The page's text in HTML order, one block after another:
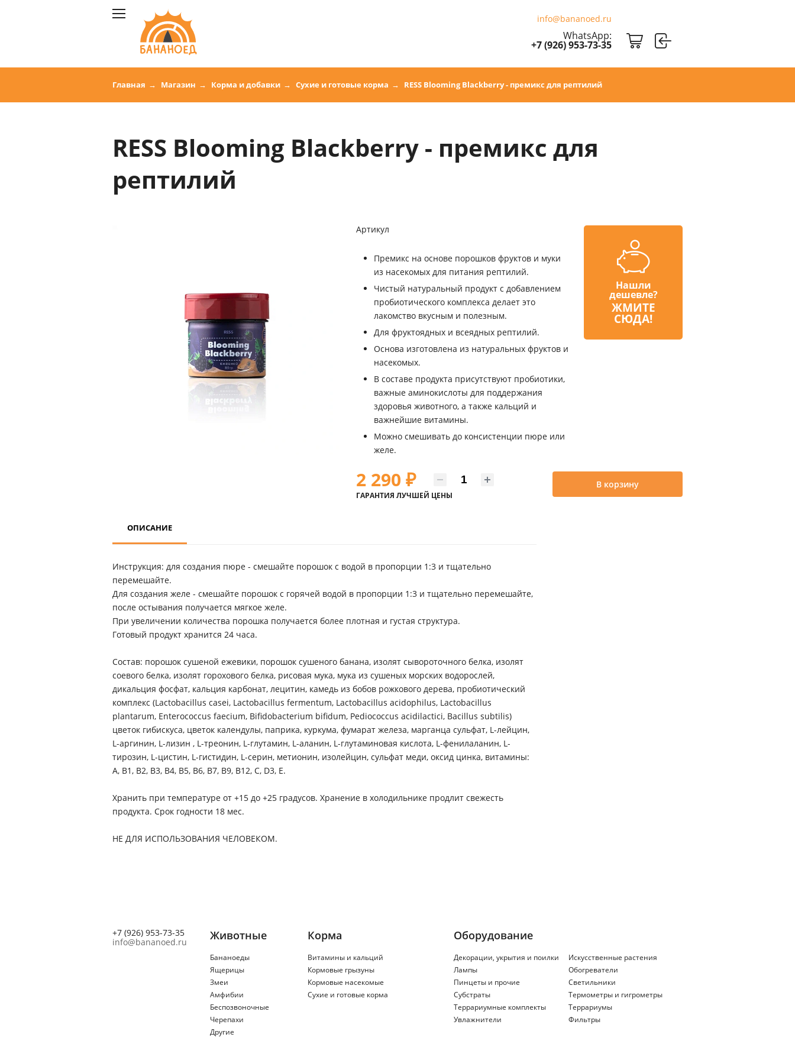
info@bananoed.ru
WhatsApp:
+7 (926) 953-73-35
Главная Магазин Корма и добавки Сухие и готовые корма RESS Blooming Blackberry - премикс для рептилий
RESS Blooming Blackberry - премикс для
рептилий
Артикул
Премикс на основе порошков фруктов и муки
из насекомых для питания рептилий.
Чистый натуральный продукт с добавлением
пробиотического комплекса делает это
лакомство вкусным и полезным.
Для фруктоядных и всеядных рептилий.
Основа изготовлена из натуральных фруктов и
насекомых.
В составе продукта присутствуют пробиотики,
важные аминокислоты для поддержания
здоровья животного, а также кальций и
важнейшие витамины.
Можно смешивать до консистенции пюре или
желе.
Нашли
дешевле?
ЖМИТЕ
СЮДА!
2 290 ₽
ГАРАНТИЯ ЛУЧШЕЙ ЦЕНЫ
В корзину
ОПИСАНИЕ
Инструкция: для создания пюре - смешайте порошок с водой в пропорции 1:3 и тщательно
перемешайте.
Для создания желе - смешайте порошок с горячей водой в пропорции 1:3 и тщательно перемешайте,
после остывания получается мягкое желе.
При увеличении количества порошка получается более плотная и густая структура.
Готовый продукт хранится 24 часа.
Состав: порошок сушеной ежевики, порошок сушеного банана, изолят сывороточного белка, изолят
соевого белка, изолят горохового белка, рисовая мука, мука из сушеных морских водорослей,
дикальция фосфат, кальция карбонат, лецитин, камедь из бобов рожкового дерева, пробиотический
комплекс (Lactobacillus casei, Lactobacillus fermentum, Lactobacillus acidophilus, Lactobacillus
plantarum, Enterococcus faecium, Bifidobacterium bifidum, Pediococcus acidilactici, Bacillus subtilis)
цветок гибискуса, цветок календулы, паприка, куркума, фумарат железа, марганца сульфат, L-лейцин,
L-аргинин, L-лизин , L-треонин, L-глутамин, L-аланин, L-глутаминовая кислота, L-фенилаланин, L-
тирозин, L-цистин, L-гистидин, L-серин, метионин, изолейцин, сульфат меди, оксид цинка, витамины:
А, В1, В2, В3, В4, В5, В6, В7, B9, B12, C, D3, Е.
Хранить при температуре от +15 до +25 градусов. Хранение в холодильнике продлит свежесть
продукта. Срок годности 18 мес.
НЕ ДЛЯ ИСПОЛЬЗОВАНИЯ ЧЕЛОВЕКОМ.
+7 (926) 953-73-35
info@bananoed.ru
Животные
Бананоеды
Ящерицы
Змеи
Амфибии
Беспозвоночные
Черепахи
Другие
Корма
Витамины и кальций
Кормовые грызуны
Кормовые насекомые
Сухие и готовые корма
Оборудование
Декорации, укрытия и поилки
Искусственные растения
Лампы
Обогреватели
Пинцеты и прочие
Светильники
Субстраты
Термометры и гигрометры
Террариумные комплекты
Террариумы
Увлажнители
Фильтры